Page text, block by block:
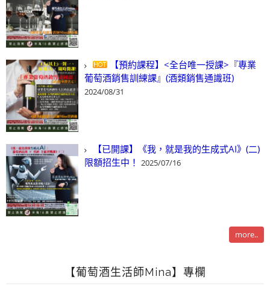
【預約課程】<全台唯一授課>『專業
葡萄酒銷售訓練課』(酒類銷售通識班)
2024/08/31
【已開課】《我，就是我的生成式AI》(二)
限額招生中！ 2025/07/16
more..
【葡萄酒生活師Mina】專欄